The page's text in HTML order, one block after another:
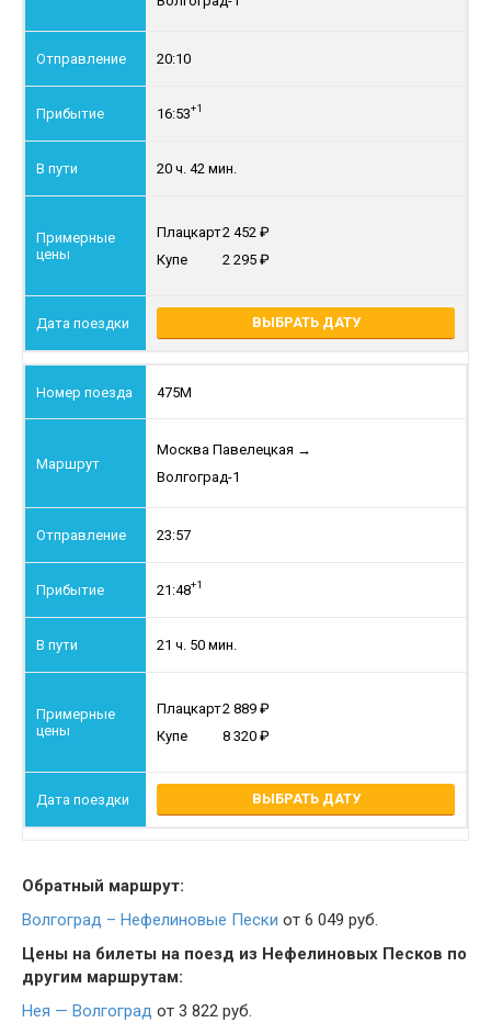
20:10
16:53+1
20 ч. 42 мин.
Плацкарт2 452
Купе
2 295
ВЫБРАТЬ ДАТУ
475М
Москва Павелецкая →
Волгоград-1
23:57
21:48+1
21 ч. 50 мин.
Плацкарт2 889
Купе
8 320
ВЫБРАТЬ ДАТУ
Обратный маршрут:
Волгоград – Нефелиновые Пески от 6 049 руб.
Цены на билеты на поезд из Нефелиновых Песков по
другим маршрутам:
Нея — Волгоград от 3 822 руб.